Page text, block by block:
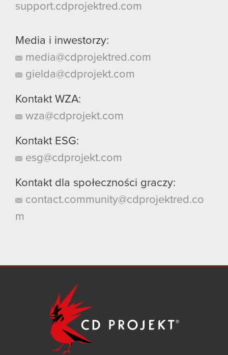
support.cdprojektred.com
Media i inwestorzy:
media@cdprojektred.com
gielda@cdprojekt.com
Kontakt WZA:
wza@cdprojekt.com
Kontakt ESG:
esg@cdprojekt.com
Kontakt dla społeczności graczy:
contact.community@cdprojektred.co
m